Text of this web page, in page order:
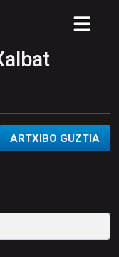
ARTXIBO GUZTIA